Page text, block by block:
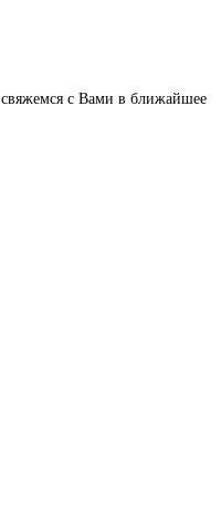
с Вами в ближайшее